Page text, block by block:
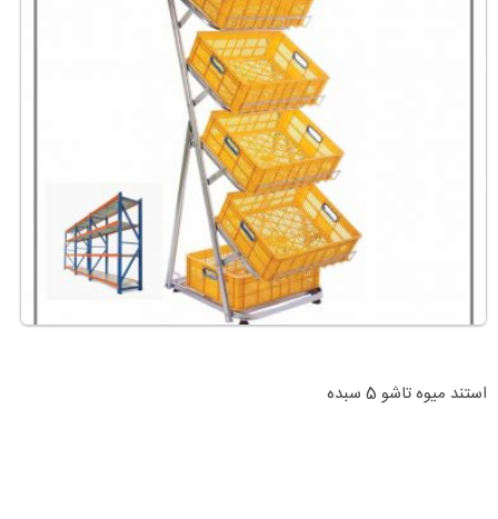
استند میوه تاشو 5 سبده